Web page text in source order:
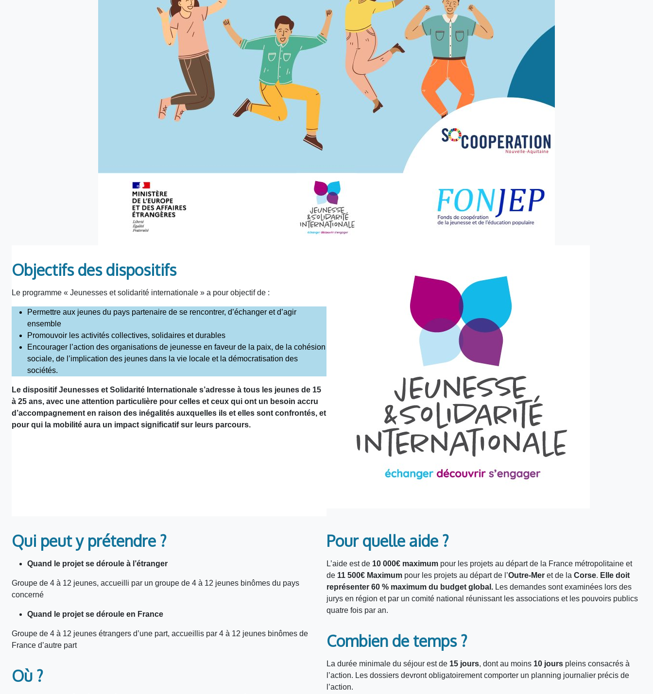
Objectifs des dispositifs
Le programme « Jeunesses et solidarité internationale » a pour objectif de :
Permettre aux jeunes du pays partenaire de se rencontrer, d’échanger et d’agir
ensemble
Promouvoir les activités collectives, solidaires et durables
Encourager l’action des organisations de jeunesse en faveur de la paix, de la cohésion
sociale, de l’implication des jeunes dans la vie locale et la démocratisation des
sociétés.
Le dispositif Jeunesses et Solidarité Internationale s’adresse à tous les jeunes de 15
à 25 ans, avec une attention particulière pour celles et ceux qui ont un besoin accru
d’accompagnement en raison des inégalités auxquelles ils et elles sont confrontés, et
pour qui la mobilité aura un impact significatif sur leurs parcours.
Qui peut y prétendre ?
Quand le projet se déroule à l’étranger
Groupe de 4 à 12 jeunes, accueilli par un groupe de 4 à 12 jeunes binômes du pays
concerné
Quand le projet se déroule en France
Groupe de 4 à 12 jeunes étrangers d’une part, accueillis par 4 à 12 jeunes binômes de
France d’autre part
Où ?
Pour quelle aide ?
L’aide est de 10 000€ maximum pour les projets au départ de la France métropolitaine et
de 11 500€ Maximum pour les projets au départ de l’Outre-Mer et de la Corse. Elle doit
représenter 60 % maximum du budget global. Les demandes sont examinées lors des
jurys en région et par un comité national réunissant les associations et les pouvoirs publics
quatre fois par an.
Combien de temps ?
La durée minimale du séjour est de 15 jours, dont au moins 10 jours pleins consacrés à
l’action. Les dossiers devront obligatoirement comporter un planning journalier précis de
l’action.